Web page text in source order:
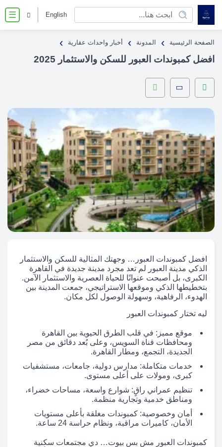
☰ English
الصفحة الرئيسية › المدونة › أخبار واحداث عقارية ›
افضل كمبوندات العبور للسكن والاستثمار 2025
افضل كمبوندات العبور… وجهتك المثالية للسكن والاستثمار
الذكي مدينة العبور لم تعد مجرد مدينة جديدة في القاهرة
الكبرى، بل أصبحت عنوانًا للحياة العصرية والاستثمار الآمن.
بتخطيطها الذكي وموقعها الاستراتيجي، جمعت المدينة بين
الهدوء، الرفاهية، وسهولة الوصول لكل مكان.
ليه تختار كمبوندات العبور
موقع مميز: في قلب الطرق الحيوية بين القاهرة
ومحافظات قناة السويس، وعلى بُعد دقائق من مصر
الجديدة، التجمع، ومطار القاهرة.
خدمات متكاملة: مدارس دولية، جامعات، مستشفيات
كبرى، ومولات على أعلى مستوى.
تنظيم عمراني راقٍ: شوارع واسعة، مساحات خضراء،
ومناطق خدمية وتجارية منظمة.
أمان وخصوصية: كمبوندات مغلقة بأعلى مستويات
الأمان، كاميرات مراقبة، ونظام حراسة 24 ساعة.
كمبوندات العبور مش بس بيوت… دي مجتمعات سكنية